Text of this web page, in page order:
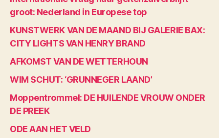
groot: Nederland in Europese top
KUNSTWERK VAN DE MAAND BIJ GALERIE BAX:
CITY LIGHTS VAN HENRY BRAND
AFKOMST VAN DE WETTERHOUN
WIM SCHUT: ‘GRUNNEGER LAAND’
Moppentrommel: DE HUILENDE VROUW ONDER
DE PREEK
ODE AAN HET VELD